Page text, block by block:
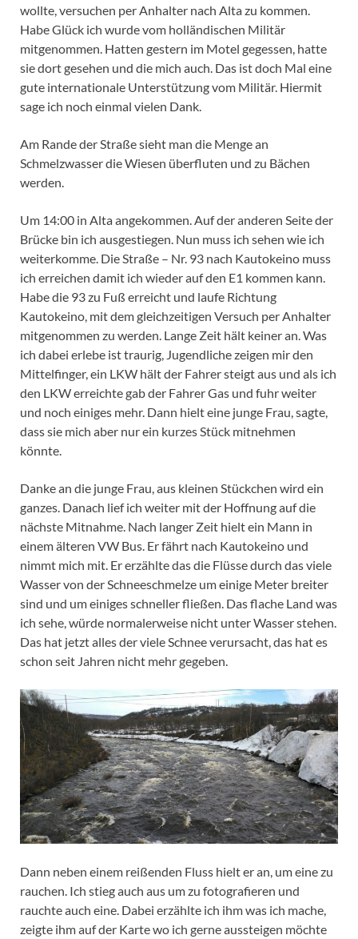
wollte, versuchen per Anhalter nach Alta zu kommen.
Habe Glück ich wurde vom holländischen Militär
mitgenommen. Hatten gestern im Motel gegessen, hatte
sie dort gesehen und die mich auch. Das ist doch Mal eine
gute internationale Unterstützung vom Militär. Hiermit
sage ich noch einmal vielen Dank.
Am Rande der Straße sieht man die Menge an
Schmelzwasser die Wiesen überfluten und zu Bächen
werden.
Um 14:00 in Alta angekommen. Auf der anderen Seite der
Brücke bin ich ausgestiegen. Nun muss ich sehen wie ich
weiterkomme. Die Straße – Nr. 93 nach Kautokeino muss
ich erreichen damit ich wieder auf den E1 kommen kann.
Habe die 93 zu Fuß erreicht und laufe Richtung
Kautokeino, mit dem gleichzeitigen Versuch per Anhalter
mitgenommen zu werden. Lange Zeit hält keiner an. Was
ich dabei erlebe ist traurig, Jugendliche zeigen mir den
Mittelfinger, ein LKW hält der Fahrer steigt aus und als ich
den LKW erreichte gab der Fahrer Gas und fuhr weiter
und noch einiges mehr. Dann hielt eine junge Frau, sagte,
dass sie mich aber nur ein kurzes Stück mitnehmen
könnte.
Danke an die junge Frau, aus kleinen Stückchen wird ein
ganzes. Danach lief ich weiter mit der Hoffnung auf die
nächste Mitnahme. Nach langer Zeit hielt ein Mann in
einem älteren VW Bus. Er fährt nach Kautokeino und
nimmt mich mit. Er erzählte das die Flüsse durch das viele
Wasser von der Schneeschmelze um einige Meter breiter
sind und um einiges schneller fließen. Das flache Land was
ich sehe, würde normalerweise nicht unter Wasser stehen.
Das hat jetzt alles der viele Schnee verursacht, das hat es
schon seit Jahren nicht mehr gegeben.
Dann neben einem reißenden Fluss hielt er an, um eine zu
rauchen. Ich stieg auch aus um zu fotografieren und
rauchte auch eine. Dabei erzählte ich ihm was ich mache,
zeigte ihm auf der Karte wo ich gerne aussteigen möchte